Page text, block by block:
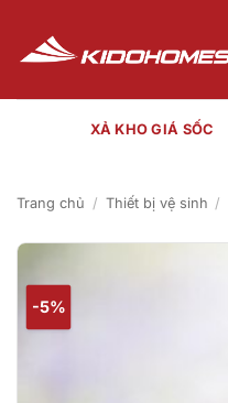
nội
dung
XẢ KHO GIÁ SỐC
Trang chủ / Thiết bị vệ sinh /
-5%